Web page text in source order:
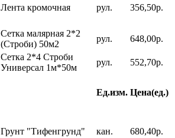
Лента кромочная рул.
356,50р.
Сетка малярная 2*2
(Строби) 50м2
рул. 648,00р.
Сетка 2*4 Строби
Универсал 1м*50м
рул. 552,70р.
Ед.изм. Цена(ед.)
Грунт "Тифенгрунд" кан.
680,40р.